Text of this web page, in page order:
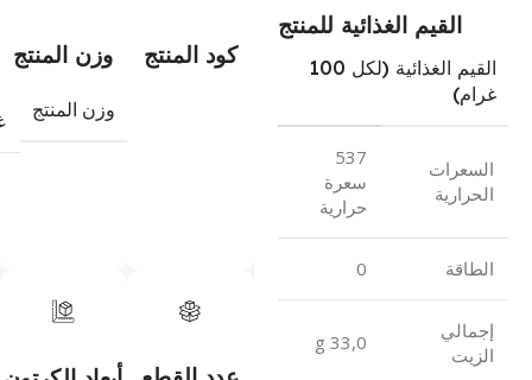
القيم الغذائية للمنتج
القيم الغذائية (لكل 100
غرام)
السعرات
الحرارية
537
سعرة
حرارية
الطاقة 0
إجمالي
الزيت
33,0 g
كود المنتج وزن المنتج
وزن المنتج